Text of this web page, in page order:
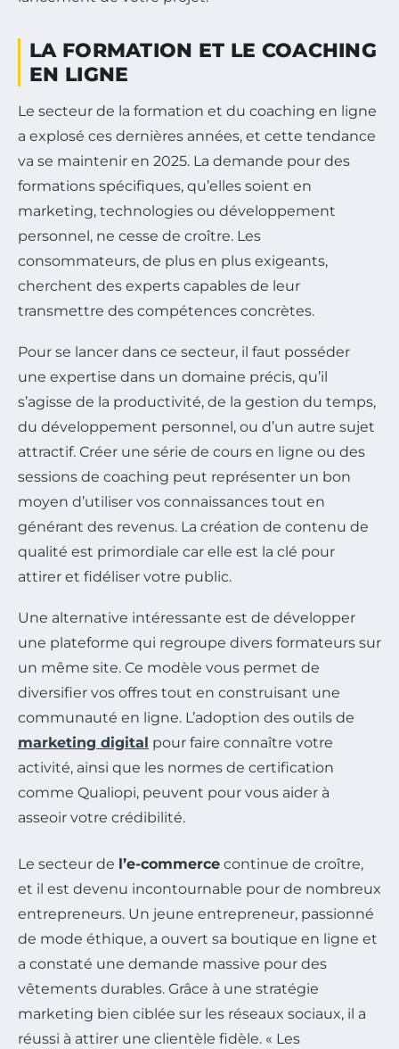
LA FORMATION ET LE COACHING
EN LIGNE
Le secteur de la formation et du coaching en ligne
a explosé ces dernières années, et cette tendance
va se maintenir en 2025. La demande pour des
formations spécifiques, qu’elles soient en
marketing, technologies ou développement
personnel, ne cesse de croître. Les
consommateurs, de plus en plus exigeants,
cherchent des experts capables de leur
transmettre des compétences concrètes.
Pour se lancer dans ce secteur, il faut posséder
une expertise dans un domaine précis, qu’il
s’agisse de la productivité, de la gestion du temps,
du développement personnel, ou d’un autre sujet
attractif. Créer une série de cours en ligne ou des
sessions de coaching peut représenter un bon
moyen d’utiliser vos connaissances tout en
générant des revenus. La création de contenu de
qualité est primordiale car elle est la clé pour
attirer et fidéliser votre public.
Une alternative intéressante est de développer
une plateforme qui regroupe divers formateurs sur
un même site. Ce modèle vous permet de
diversifier vos offres tout en construisant une
communauté en ligne. L’adoption des outils de
marketing digital pour faire connaître votre
activité, ainsi que les normes de certification
comme Qualiopi, peuvent pour vous aider à
asseoir votre crédibilité.
Le secteur de l’e-commerce continue de croître,
et il est devenu incontournable pour de nombreux
entrepreneurs. Un jeune entrepreneur, passionné
de mode éthique, a ouvert sa boutique en ligne et
a constaté une demande massive pour des
vêtements durables. Grâce à une stratégie
marketing bien ciblée sur les réseaux sociaux, il a
réussi à attirer une clientèle fidèle. « Les